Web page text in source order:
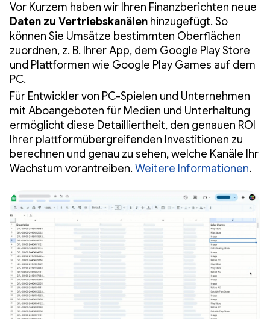
Vor Kurzem haben wir Ihren Finanzberichten neue
Daten zu Vertriebskanälen hinzugefügt. So
können Sie Umsätze bestimmten Oberflächen
zuordnen, z. B. Ihrer App, dem Google Play Store
und Plattformen wie Google Play Games auf dem
PC.
Für Entwickler von PC-Spielen und Unternehmen
mit Aboangeboten für Medien und Unterhaltung
ermöglicht diese Detailliertheit, den genauen ROI
Ihrer plattformübergreifenden Investitionen zu
berechnen und genau zu sehen, welche Kanäle Ihr
Wachstum vorantreiben. Weitere Informationen.